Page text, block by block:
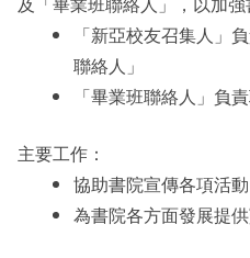
「新亞校友召集人」
聯絡人」
「畢業班聯絡人」負
主要工作：
協助書院宣傳各項活動
為書院各方面發展提